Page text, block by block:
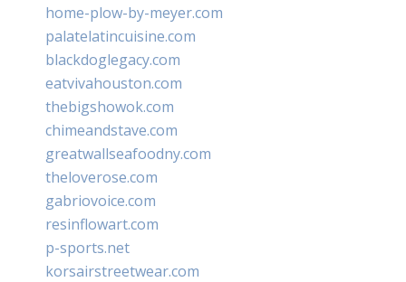
home-plow-by-meyer.com
palatelatincuisine.com
blackdoglegacy.com
eatvivahouston.com
thebigshowok.com
chimeandstave.com
greatwallseafoodny.com
theloverose.com
gabriovoice.com
resinflowart.com
p-sports.net
korsairstreetwear.com